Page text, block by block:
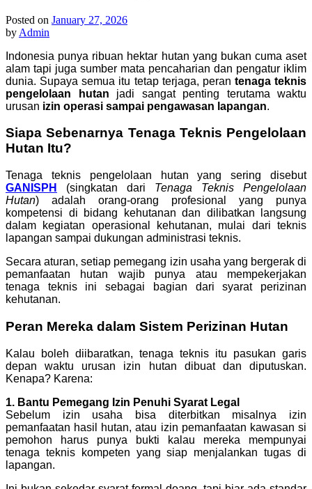
Posted on January 27, 2026
by Admin
Indonesia punya ribuan hektar hutan yang bukan cuma aset
alam tapi juga sumber mata pencaharian dan pengatur iklim
dunia. Supaya semua itu tetap terjaga, peran tenaga teknis
pengelolaan hutan jadi sangat penting terutama waktu
urusan izin operasi sampai pengawasan lapangan.
Siapa Sebenarnya Tenaga Teknis Pengelolaan
Hutan Itu?
Tenaga teknis pengelolaan hutan yang sering disebut
GANISPH
(singkatan dari Tenaga Teknis Pengelolaan
Hutan) adalah orang-orang profesional yang punya
kompetensi di bidang kehutanan dan dilibatkan langsung
dalam kegiatan operasional kehutanan, mulai dari teknis
lapangan sampai dukungan administrasi teknis.
Secara aturan, setiap pemegang izin usaha yang bergerak di
pemanfaatan hutan wajib punya atau mempekerjakan
tenaga teknis ini sebagai bagian dari syarat perizinan
kehutanan.
Peran Mereka dalam Sistem Perizinan Hutan
Kalau boleh diibaratkan, tenaga teknis itu pasukan garis
depan waktu urusan izin hutan dibuat dan diputuskan.
Kenapa? Karena:
1. Bantu Pemegang Izin Penuhi Syarat Legal
Sebelum izin usaha bisa diterbitkan misalnya izin
pemanfaatan hasil hutan, atau izin pemanfaatan kawasan si
pemohon harus punya bukti kalau mereka mempunyai
tenaga teknis kompeten yang siap menjalankan tugas di
lapangan.